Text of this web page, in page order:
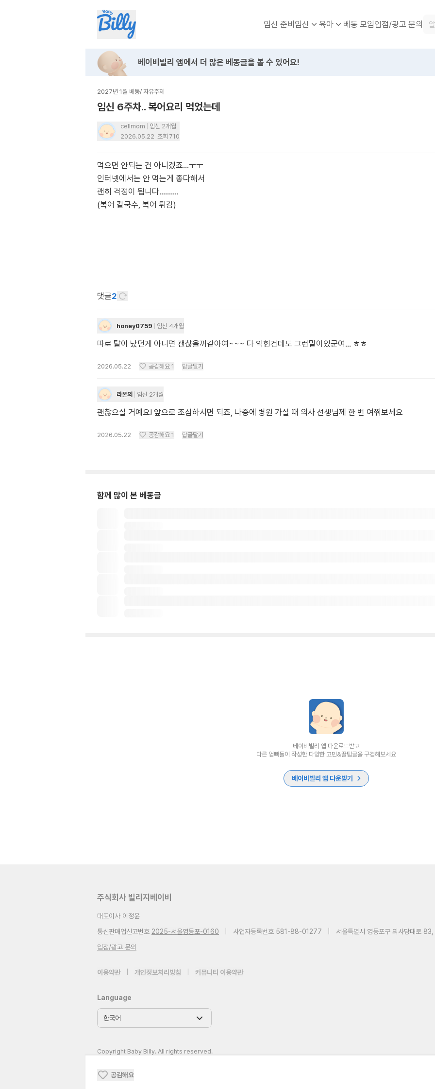
임신 준비임신 육아 베동 모임입점/광고 문의
베이비빌리 앱에서 더 많은 베동글을 볼 수 있어요!
2027년 1월 베동/ 자유주제
임신 6주차.. 복어요리 먹었는데
cellmom
임신 2개월
2026.05.22 조회 710
먹으면 안되는 건 아니겠죠...ㅜㅜ
인터넷에서는 안 먹는게 좋다해서
괜히 걱정이 됩니다..........
(복어 칼국수, 복어 튀김)
댓글2
honey0759 임신 4개월
따로 탈이 났던게 아니면 괜찮을꺼같아여~~~ 다 익힌건데도 그런말이있군여... ㅎㅎ
2026.05.22 공감해요 1 답글달기
라온의 임신 2개월
괜찮으실 거예요! 앞으로 조심하시면 되죠, 나중에 병원 가실 때 의사 선생님께 한 번 여쭤보세요
2026.05.22 공감해요 1 답글달기
함께 많이 본 베동글
공감해요
베이비빌리 앱 다운로드받고
다른 엄빠들이 작성한 다양한 고민&꿀팁글을 구경해보세요
베이비빌리 앱 다운받기
주식회사 빌리지베이비
대표이사 이정윤
통신판매업신고번호 2025-서울영등포-0160 사업자등록번호 581-88-01277
서울특별시 영등포구 의사당대로
입점/광고 문의
이용약관 개인정보처리방침 커뮤니티 이용약관
Language
Copyright Baby Billy. All rights reserved.